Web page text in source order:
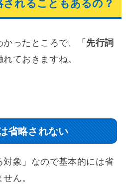
れることもあるの？
ったところで、「 先行詞
ておきますね。
省略されない
対象」なので基本的には省
ん。